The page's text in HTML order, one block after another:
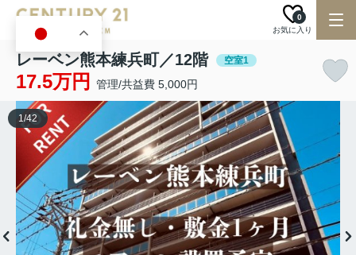
お気に入り
0
レーベン熊本練兵町／12階 空室1
17.5万円 管理/共益費 5,000円
1/42